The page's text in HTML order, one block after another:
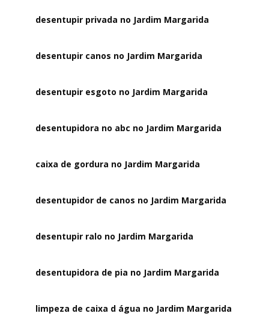
desentupir privada no Jardim Margarida
desentupir canos no Jardim Margarida
desentupir esgoto no Jardim Margarida
desentupidora no abc no Jardim Margarida
caixa de gordura no Jardim Margarida
desentupidor de canos no Jardim Margarida
desentupir ralo no Jardim Margarida
desentupidora de pia no Jardim Margarida
limpeza de caixa d água no Jardim Margarida